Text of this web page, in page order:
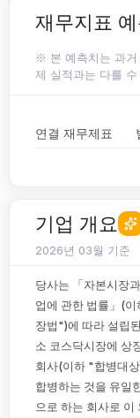
재무지표
※ 본 예측치는 과거
제 실적과는 다를 수
연결 재무제표
기업 개요
2026년 03월 기준
당사는 「자본시장
업에 관한 법률」(
장법")에 따라 설립
소 코스닥시장에 상
회사(이하 "합병대
합병하는 것을 유일
으로 하는 회사로 이